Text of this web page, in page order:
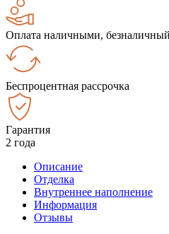
Оплата наличными,
Беспроцентная рассрочка
Гарантия
2 года
Описание
Отделка
Внутреннее наполнение
Информация
Отзывы